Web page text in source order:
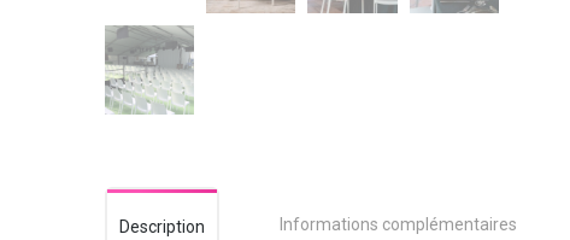
Description Informations complémentaires